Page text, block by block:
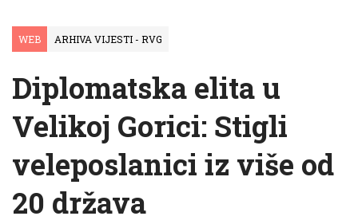
WEB ARHIVA VIJESTI - RVG
Diplomatska elita u
Velikoj Gorici: Stigli
veleposlanici iz više od
20 država